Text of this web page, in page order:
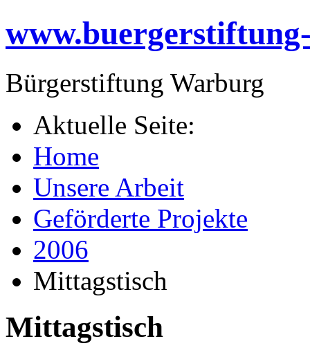
Bürgerstiftung Warburg
Aktuelle Seite:
Home
Unsere Arbeit
Geförderte Projekte
2006
Mittagstisch
Mittagstisch